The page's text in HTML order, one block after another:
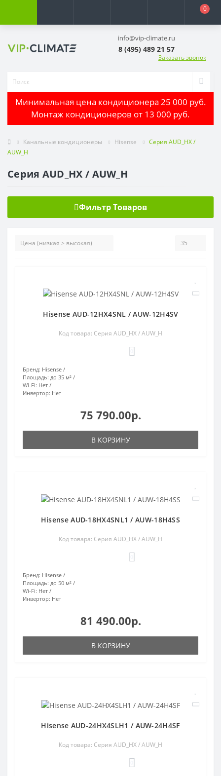
0
info@vip-climate.ru
8 (495) 489 21 57
Заказать звонок
Минимальная цена кондиционера 25 000 руб.
Монтаж кондиционеров от 13 000 руб.
Канальные кондиционеры Hisense
Серия AUD_HX /
AUW_H
Серия AUD_HX / AUW_H
Фильтр Товаров
Hisense AUD-12HX4SNL / AUW-12H4SV
Код товара: Серия AUD_HX / AUW_H
Бренд: Hisense
Площадь: до 35 м²
Wi-Fi: Нет
Инвертор: Нет
75 790.00р.
В КОРЗИНУ
Hisense AUD-18HX4SNL1 / AUW-18H4SS
Код товара: Серия AUD_HX / AUW_H
Бренд: Hisense
Площадь: до 50 м²
Wi-Fi: Нет
Инвертор: Нет
81 490.00р.
В КОРЗИНУ
Hisense AUD-24HX4SLH1 / AUW-24H4SF
Код товара: Серия AUD_HX / AUW_H